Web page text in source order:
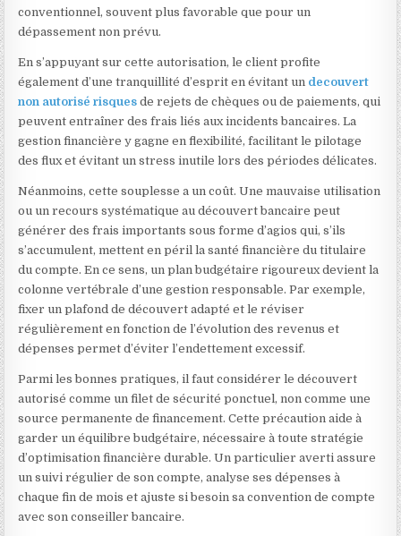
conventionnel, souvent plus favorable que pour un
dépassement non prévu.
En s’appuyant sur cette autorisation, le client profite
également d’une tranquillité d’esprit en évitant un decouvert
non autorisé risques de rejets de chèques ou de paiements, qui
peuvent entraîner des frais liés aux incidents bancaires. La
gestion financière y gagne en flexibilité, facilitant le pilotage
des flux et évitant un stress inutile lors des périodes délicates.
Néanmoins, cette souplesse a un coût. Une mauvaise utilisation
ou un recours systématique au découvert bancaire peut
générer des frais importants sous forme d’agios qui, s’ils
s’accumulent, mettent en péril la santé financière du titulaire
du compte. En ce sens, un plan budgétaire rigoureux devient la
colonne vertébrale d’une gestion responsable. Par exemple,
fixer un plafond de découvert adapté et le réviser
régulièrement en fonction de l’évolution des revenus et
dépenses permet d’éviter l’endettement excessif.
Parmi les bonnes pratiques, il faut considérer le découvert
autorisé comme un filet de sécurité ponctuel, non comme une
source permanente de financement. Cette précaution aide à
garder un équilibre budgétaire, nécessaire à toute stratégie
d’optimisation financière durable. Un particulier averti assure
un suivi régulier de son compte, analyse ses dépenses à
chaque fin de mois et ajuste si besoin sa convention de compte
avec son conseiller bancaire.